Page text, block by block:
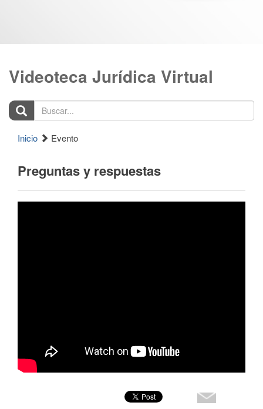
Videoteca Jurídica Virtual
Buscar...
Inicio Evento
Preguntas y respuestas